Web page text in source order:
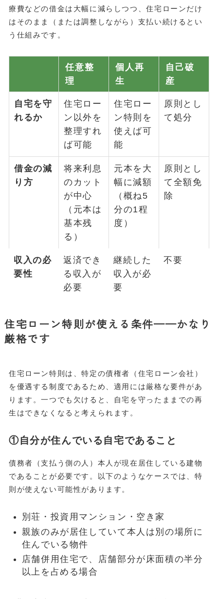
療費などの借金は大幅に減らしつつ、住宅ローンだけ
はそのまま（または調整しながら）支払い続けるとい
う仕組みです。
任意整
理
個人再
生
自己破
産
自宅を守
れるか
住宅ロー
ン以外を
整理すれ
ば可能
住宅ロー
ン特則を
使えば可
能
原則とし
て処分
借金の減
り方
将来利息
のカット
が中心
（元本は
基本残
る）
元本を大
幅に減額
（概ね5
分の1程
度）
原則とし
て全額免
除
収入の必
要性
返済でき
る収入が
必要
継続した
収入が必
要
不要
住宅ローン特則が使える条件——かなり
厳格です
住宅ローン特則は、特定の債権者（住宅ローン会社）
を優遇する制度であるため、適用には厳格な要件があ
ります。一つでも欠けると、自宅を守ったままでの再
生はできなくなると考えられます。
①自分が住んでいる自宅であること
債務者（支払う側の人）本人が現在居住している建物
であることが必要です。以下のようなケースでは、特
則が使えない可能性があります。
別荘・投資用マンション・空き家
親族のみが居住していて本人は別の場所に
住んでいる物件
店舗併用住宅で、店舗部分が床面積の半分
以上を占める場合